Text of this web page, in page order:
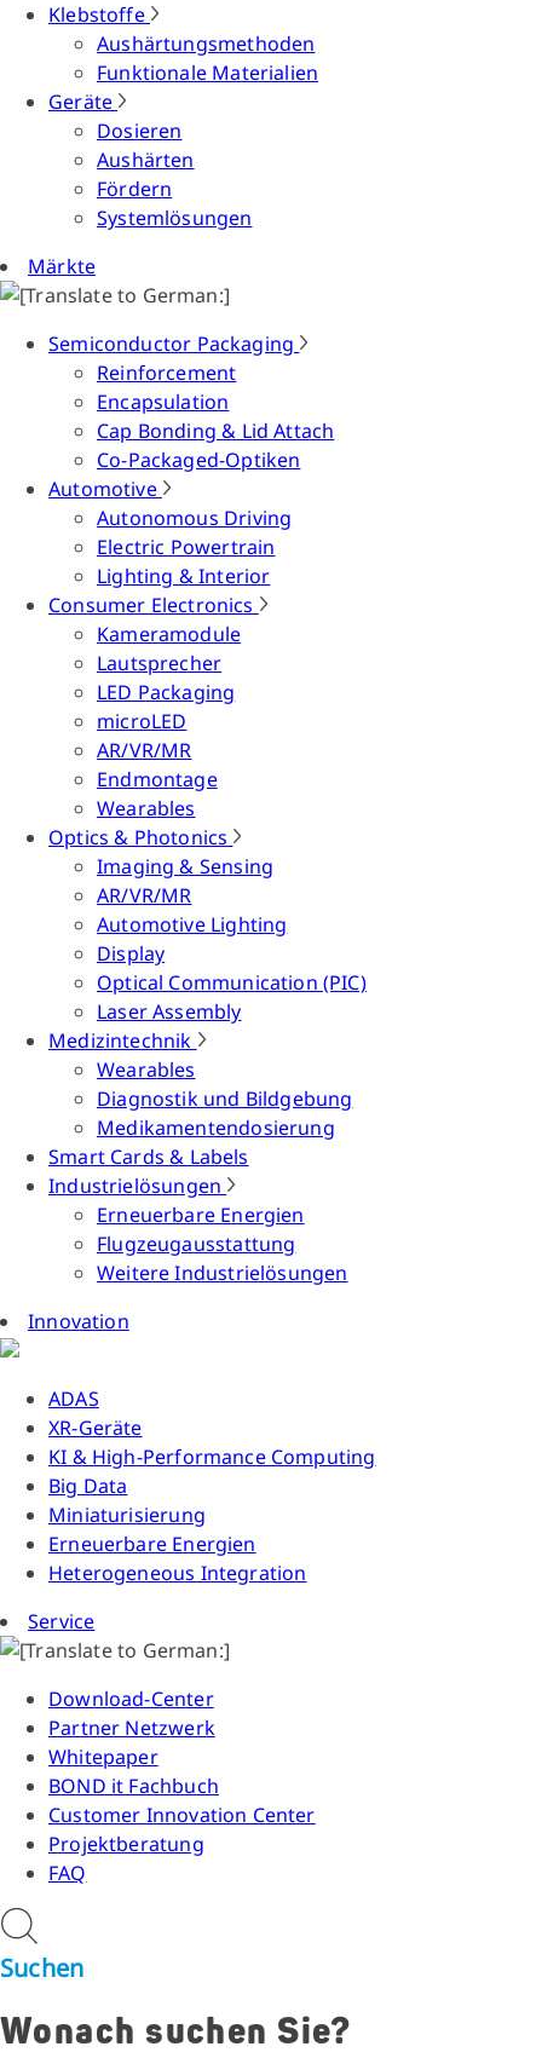
Klebstoffe
Aushärtungsmethoden
Funktionale Materialien
Geräte
Dosieren
Aushärten
Fördern
Systemlösungen
Märkte
Semiconductor Packaging
Reinforcement
Encapsulation
Cap Bonding & Lid Attach
Co-Packaged-Optiken
Automotive
Autonomous Driving
Electric Powertrain
Lighting & Interior
Consumer Electronics
Kameramodule
Lautsprecher
LED Packaging
microLED
AR/VR/MR
Endmontage
Wearables
Optics & Photonics
Imaging & Sensing
AR/VR/MR
Automotive Lighting
Display
Optical Communication (PIC)
Laser Assembly
Medizintechnik
Wearables
Diagnostik und Bildgebung
Medikamentendosierung
Smart Cards & Labels
Industrielösungen
Erneuerbare Energien
Flugzeugausstattung
Weitere Industrielösungen
Innovation
ADAS
XR-Geräte
KI & High-Performance Computing
Big Data
Miniaturisierung
Erneuerbare Energien
Heterogeneous Integration
Service
Download-Center
Partner Netzwerk
Whitepaper
BOND it Fachbuch
Customer Innovation Center
Projektberatung
FAQ
Suchen
Wonach suchen Sie?